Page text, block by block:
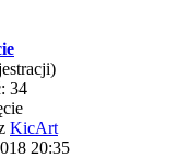
34
KicArt
20:35